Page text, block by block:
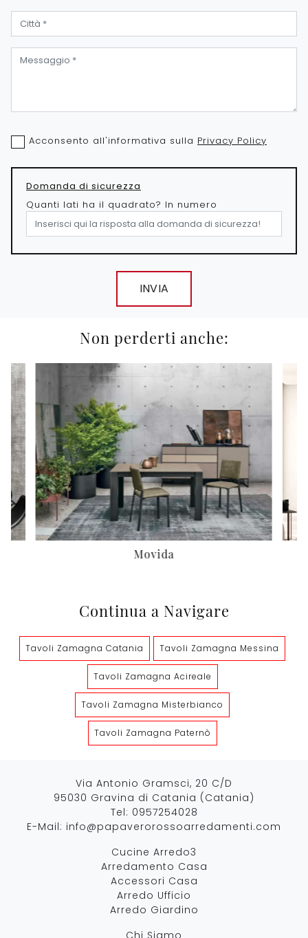
Acconsento all'informativa sulla Privacy Policy
Domanda di sicurezza
Quanti lati ha il quadrato? In numero
INVIA
Non perderti anche:
Movida
Continua a Navigare
Tavoli Zamagna Catania Tavoli Zamagna Messina
Tavoli Zamagna Acireale
Tavoli Zamagna Misterbianco
Tavoli Zamagna Paternò
Via Antonio Gramsci, 20 C/D
95030 Gravina di Catania (Catania)
Tel: 0957254028
E-Mail: info@papaverorossoarredamenti.com
Cucine Arredo3
Arredamento Casa
Accessori Casa
Arredo Ufficio
Arredo Giardino
Chi Siamo